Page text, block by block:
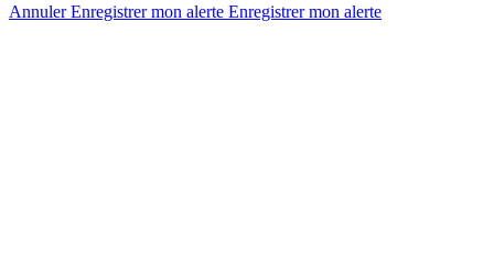
AnnulerEnregistrer mon alerte Enregistrermon alerte